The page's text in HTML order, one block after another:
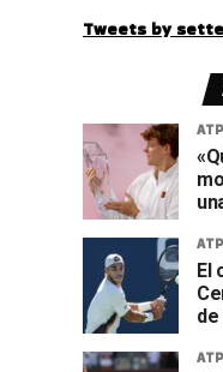
Tweets by
ATP
ATP
El
ATP